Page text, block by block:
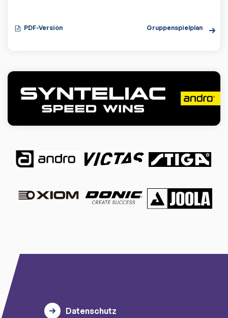
PDF-Version Gruppenspielplan
Datenschutz